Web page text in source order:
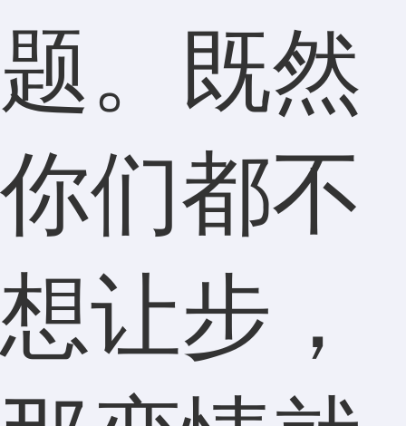
题。既然
你们都不
想让步，